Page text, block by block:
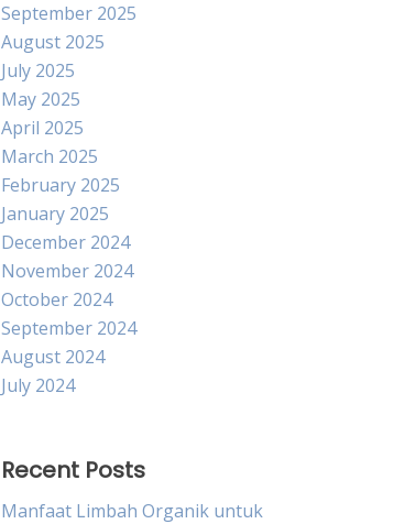
September 2025
August 2025
July 2025
May 2025
April 2025
March 2025
February 2025
January 2025
December 2024
November 2024
October 2024
September 2024
August 2024
July 2024
Recent Posts
Manfaat Limbah Organik untuk